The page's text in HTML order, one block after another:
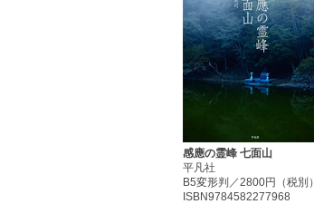
感應の霊峰 七面山
平凡社
B5変形判／2800円（税別）
ISBN9784582277968